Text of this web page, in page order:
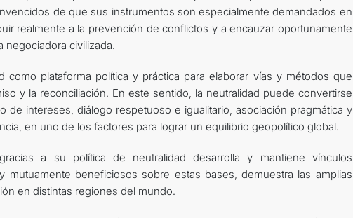
de que sus instrumentos son especialmente demandados en
realmente a la prevención de conflictos y a encauzar oportunamente
negociadora civilizada.
como plataforma política y práctica para elaborar vías y métodos que
y la reconciliación. En este sentido, la neutralidad puede convertirse
de intereses, diálogo respetuoso e igualitario, asociación pragmática y
en uno de los factores para lograr un equilibrio geopolítico global.
a su política de neutralidad desarrolla y mantiene vínculos
mutuamente beneficiosos sobre estas bases, demuestra las amplias
en distintas regiones del mundo.